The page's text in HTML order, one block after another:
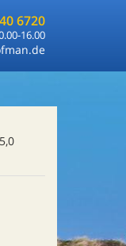
6720
16.00